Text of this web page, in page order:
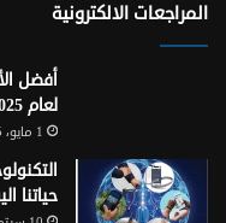
المراجعات الالكترونية
أفضل
لعام 2025
1 مايو، 2025
حياتنا